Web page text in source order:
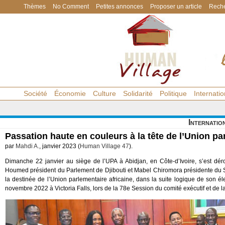
Thèmes No Comment Petites annonces Proposer un article
Société Économie Culture Solidarité Politique
Passation haute en couleurs à la tête de l’Union
par Mahdi A., janvier 2023 (Human Village 47).
Dimanche 22 janvier au siège de l’UPA à Abidjan, en Côte-d’Ivoire, s’est
Houmed président du Parlement de Djibouti et Mabel Chiromora présidente
la destinée de l’Union parlementaire africaine, dans la suite logique de son
novembre 2022 à Victoria Falls, lors de la 78e Session du comité exécutif et de